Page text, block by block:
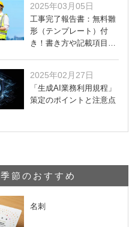
2025年03月05日
工事完了報告書：無料雛
形（テンプレート）付
き！書き方や記載項目…
2025年02月27日
「生成AI業務利用規程」
策定のポイントと注意点
季節のおすすめ
名刺